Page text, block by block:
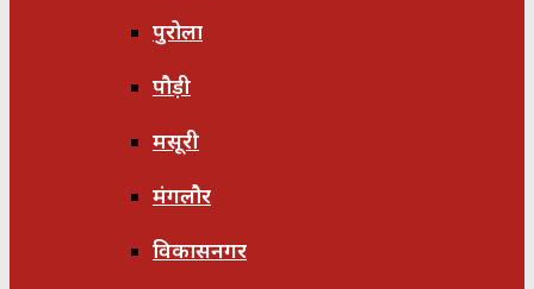
पुरोला
पौड़ी
मसूरी
मंगलौर
विकासनगर